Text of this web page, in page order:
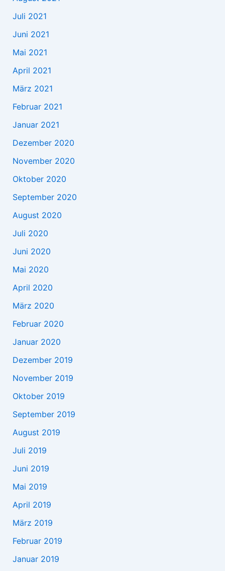
Juli 2021
Juni 2021
Mai 2021
April 2021
März 2021
Februar 2021
Januar 2021
Dezember 2020
November 2020
Oktober 2020
September 2020
August 2020
Juli 2020
Juni 2020
Mai 2020
April 2020
März 2020
Februar 2020
Januar 2020
Dezember 2019
November 2019
Oktober 2019
September 2019
August 2019
Juli 2019
Juni 2019
Mai 2019
April 2019
März 2019
Februar 2019
Januar 2019